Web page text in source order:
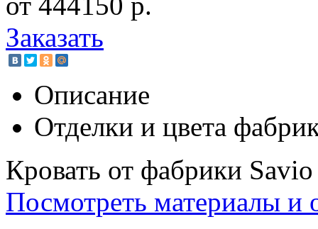
Заказать
Описание
Отделки и цвета
Кровать от фабрики
Посмотреть материалы и